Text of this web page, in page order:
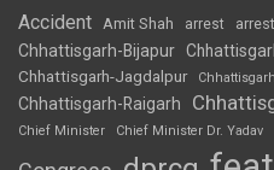
Accident Amit Shah arrest
Chhattisgarh-Bijapur
Chhattisgarh-Jagdalpur
Chhattisgarh-Raigarh
Chief Minister
Chief Minister Dr. Yadav